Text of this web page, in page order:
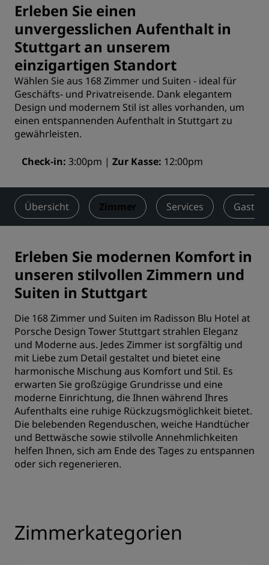
Erleben Sie einen
unvergesslichen Aufenthalt in
Stuttgart an unserem
einzigartigen Standort
Wählen Sie aus 168 Zimmer und Suiten - ideal für
Geschäfts- und Privatreisende. Dank elegantem
Design und modernem Stil ist alles vorhanden, um
einen entspannenden Aufenthalt in Stuttgart zu
gewährleisten.
Check-in 3:00pm Zur Kasse 12:00pm
Übersicht Zimmer Services
Erleben Sie modernen Komfort in
unseren stilvollen Zimmern und
Suiten in Stuttgart
Die 168 Zimmer und Suiten im Radisson Blu Hotel at
Porsche Design Tower Stuttgart strahlen Eleganz
und Moderne aus. Jedes Zimmer ist sorgfältig und
mit Liebe zum Detail gestaltet und bietet eine
harmonische Mischung aus Komfort und Stil. Es
erwarten Sie großzügige Grundrisse und eine
moderne Einrichtung, die Ihnen während Ihres
Aufenthalts eine ruhige Rückzugsmöglichkeit bietet.
Die belebenden Regenduschen, weiche Handtücher
und Bettwäsche sowie stilvolle Annehmlichkeiten
helfen Ihnen, sich am Ende des Tages zu entspannen
oder sich regenerieren.
Zimmerkategorien